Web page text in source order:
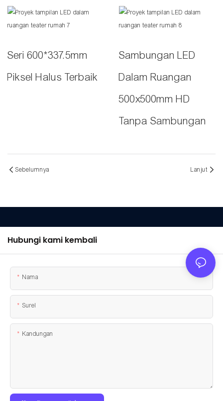
Seri 600*337.5mm
Piksel Halus Terbaik
Sambungan LED
Dalam Ruangan
500x500mm HD
Tanpa Sambungan
Sebelumnya Lanjut
Hubungi kami kembali
Nama
Surel
Kandungan